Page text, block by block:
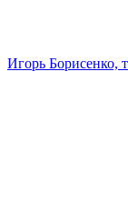
Игорь Борисенко,